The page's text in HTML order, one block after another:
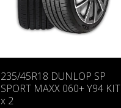
235/45R18 DUNLOP SP
SPORT MAXX 060+ Y94 KIT
x 2